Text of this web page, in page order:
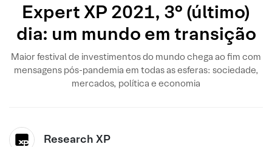
Expert XP 2021, 3° (último)
dia: um mundo em transição
Maior festival de investimentos do mundo chega ao fim com
mensagens pós-pandemia em todas as esferas: sociedade,
mercados, política e economia
Research XP